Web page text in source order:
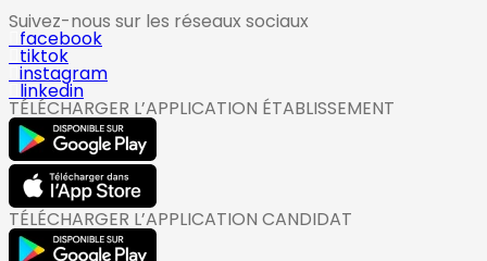
Suivez-nous sur les réseaux sociaux
facebook
tiktok
instagram
linkedin
TÉLÉCHARGER L’APPLICATION ÉTABLISSEMENT
TÉLÉCHARGER L’APPLICATION CANDIDAT